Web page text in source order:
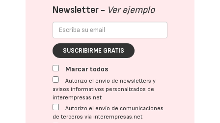
Newsletter - Ver ejemplo
SUSCRIBIRME GRATIS
Marcar todos
Autorizo el envío de newsletters y
avisos informativos personalizados de
interempresas.net
Autorizo el envío de comunicaciones
de terceros vía interempresas.net